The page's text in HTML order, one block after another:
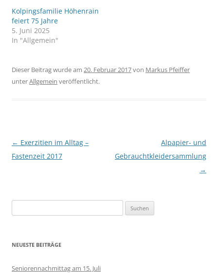
Kolpingsfamilie Höhenrain
feiert 75 Jahre
5. Juni 2025
In "Allgemein"
Dieser Beitrag wurde am 20. Februar 2017von Markus Pfeiffer
unterAllgemein veröffentlicht.
Beitragsnavigation
← Exerzitien im Alltag –
Fastenzeit 2017
Alpapier- und
Gebrauchtkleidersammlung
→
nach:
NEUESTE BEITRÄGE
Seniorennachmittag am 15. Juli